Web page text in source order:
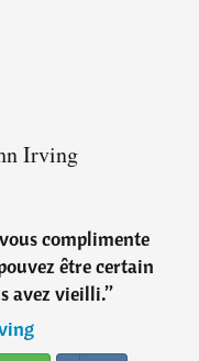
Irving
complimente
être certain
avez vieilli.”